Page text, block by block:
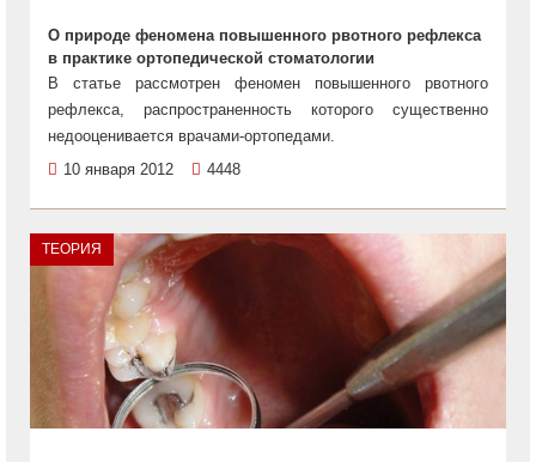
О природе феномена повышенного рвотного рефлекса
в практике ортопедической стоматологии
В статье рассмотрен феномен повышенного рвотного
рефлекса, распространенность которого существенно
недооценивается врачами-ортопедами.
10 января 2012
4448
ТЕОРИЯ